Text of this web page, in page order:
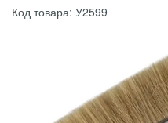
Код товара: У2599